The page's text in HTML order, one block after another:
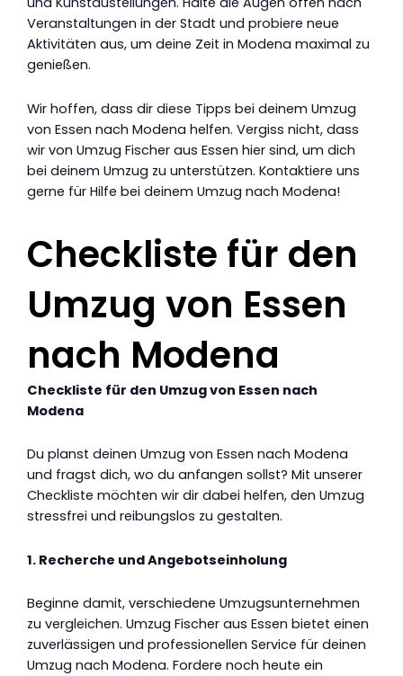
Veranstaltungen in der Stadt und probiere neue
Aktivitäten aus, um deine Zeit in Modena maximal zu
genießen.
Wir hoffen, dass dir diese Tipps bei deinem Umzug
von Essen nach Modena helfen. Vergiss nicht, dass
wir von Umzug Fischer aus Essen hier sind, um dich
bei deinem Umzug zu unterstützen. Kontaktiere uns
gerne für Hilfe bei deinem Umzug nach Modena!
Checkliste für den
Umzug von Essen
nach Modena
Checkliste für den Umzug von Essen nach
Modena
Du planst deinen Umzug von Essen nach Modena
und fragst dich, wo du anfangen sollst? Mit unserer
Checkliste möchten wir dir dabei helfen, den Umzug
stressfrei und reibungslos zu gestalten.
1. Recherche und Angebotseinholung
Beginne damit, verschiedene Umzugsunternehmen
zu vergleichen. Umzug Fischer aus Essen bietet einen
zuverlässigen und professionellen Service für deinen
Umzug nach Modena. Fordere noch heute ein